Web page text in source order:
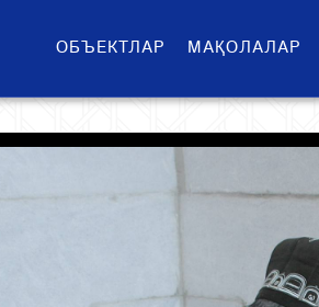
ОБЪЕКТЛАР МАҚОЛАЛАР